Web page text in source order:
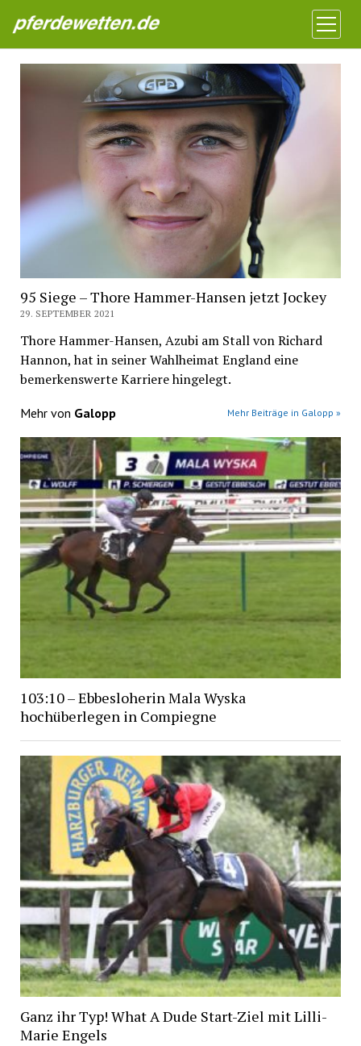
Pferdewetten News
Menü
öffnen
95 Siege – Thore Hammer-Hansen jetzt Jockey
29. SEPTEMBER 2021
Thore Hammer-Hansen, Azubi am Stall von Richard
Hannon, hat in seiner Wahlheimat England eine
bemerkenswerte Karriere hingelegt.
Mehr von Galopp Mehr Beiträge in Galopp »
103:10 – Ebbesloherin Mala Wyska
hochüberlegen in Compiegne
Ganz ihr Typ! What A Dude Start-Ziel mit Lilli-
Marie Engels